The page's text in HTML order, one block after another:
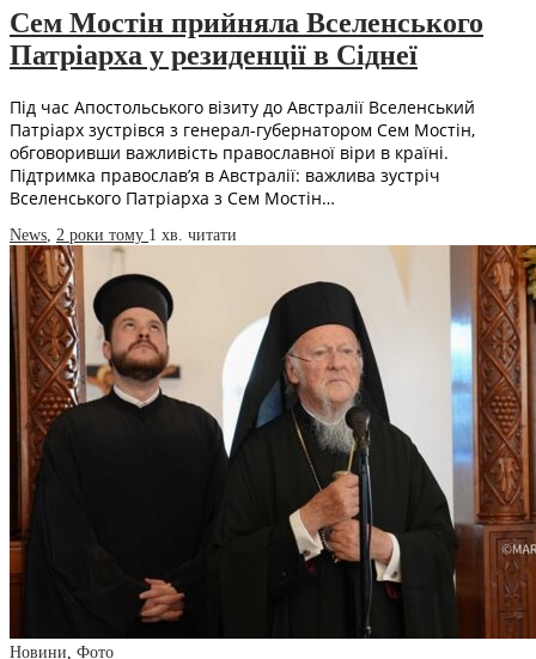
Сем Мостін прийняла Вселенського
Патріарха у резиденції в Сіднеї
Під час Апостольського візиту до Австралії Вселенський
Патріарх зустрівся з генерал-губернатором Сем Мостін,
обговоривши важливість православної віри в країні.
Підтримка православ’я в Австралії: важлива зустріч
Вселенського Патріарха з Сем Мостін…
News, 2 роки тому 1 хв. читати
Новини, Фото